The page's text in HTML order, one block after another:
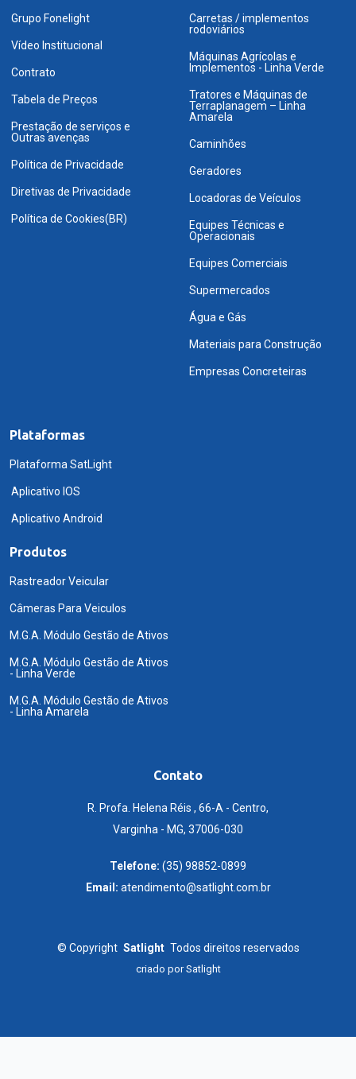
Grupo Fonelight
Vídeo Institucional
Contrato
Tabela de Preços
Prestação de serviços e
Outras avenças
Política de Privacidade
Diretivas de Privacidade
Política de Cookies(BR)
Carretas / implementos
rodoviários
Máquinas Agrícolas e
Implementos - Linha Verde
Tratores e Máquinas de
Terraplanagem – Linha
Amarela
Caminhões
Geradores
Locadoras de Veículos
Equipes Técnicas e
Operacionais
Equipes Comerciais
Supermercados
Água e Gás
Materiais para Construção
Empresas Concreteiras
Plataformas
Plataforma SatLight
Aplicativo IOS
Aplicativo Android
Produtos
Rastreador Veicular
Câmeras Para Veiculos
M.G.A. Módulo Gestão de Ativos
M.G.A. Módulo Gestão de Ativos
- Linha Verde
M.G.A. Módulo Gestão de Ativos
- Linha Amarela
Contato
R. Profa. Helena Réis , 66-A - Centro,
Varginha - MG, 37006-030
Telefone: (35) 98852-0899
Email: atendimento@satlight.com.br
© Copyright Satlight Todos direitos reservados
criado porSatlight